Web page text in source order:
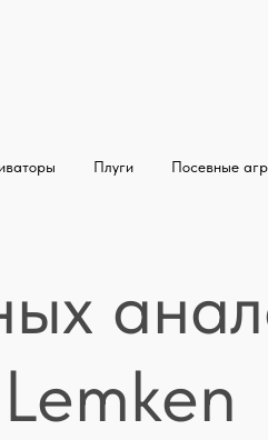
Плуги Посевные